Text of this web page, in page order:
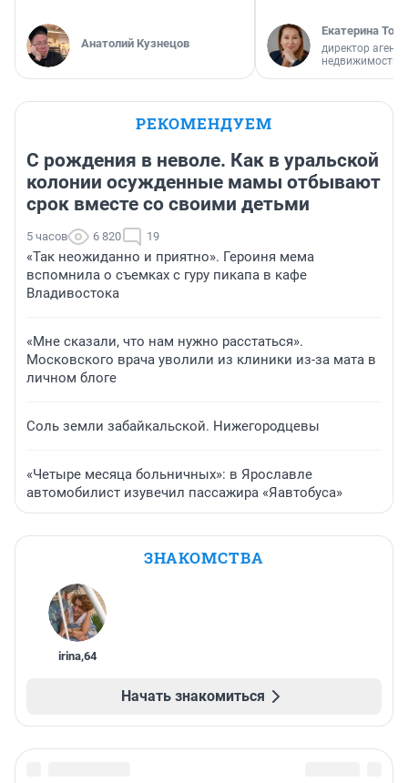
Анатолий Кузнецов
Екатерина
директор
недвижимости
РЕКОМЕНДУЕМ
С рождения в неволе. Как в уральской
колонии осужденные мамы отбывают
срок вместе со своими детьми
5 часов 6 820 19
«Так неожиданно и приятно». Героиня мема
вспомнила о съемках с гуру пикапа в кафе
Владивостока
«Мне сказали, что нам нужно расстаться».
Московского врача уволили из клиники из-за мата в
личном блоге
Соль земли забайкальской. Нижегородцевы
«Четыре месяца больничных»: в Ярославле
автомобилист изувечил пассажира «Яавтобуса»
ЗНАКОМСТВА
irina,64
Начать знакомиться